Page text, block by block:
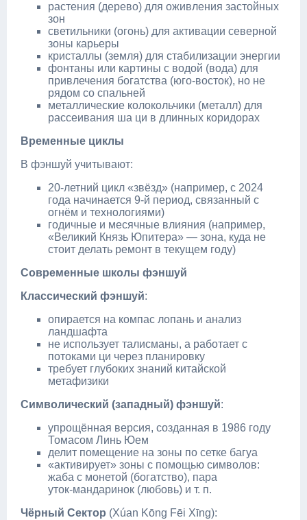
растения (дерево) для оживления застойных
зон
светильники (огонь) для активации северной
зоны карьеры
кристаллы (земля) для стабилизации энергии
фонтаны или картины с водой (вода) для
привлечения богатства (юго‑восток), но не
рядом со спальней
металлические колокольчики (металл) для
рассеивания ша ци в длинных коридорах
Временные циклы
В фэншуй учитывают:
20‑летний цикл «звёзд» (например, с 2024
года начинается 9‑й период, связанный с
огнём и технологиями)
годичные и месячные влияния (например,
«Великий Князь Юпитера» — зона, куда не
стоит делать ремонт в текущем году)
Современные школы фэншуй
Классический фэншуй:
опирается на компас лопань и анализ
ландшафта
не использует талисманы, а работает с
потоками ци через планировку
требует глубоких знаний китайской
метафизики
Символический (западный) фэншуй:
упрощённая версия, созданная в 1986 году
Томасом Линь Юем
делит помещение на зоны по сетке багуа
«активирует» зоны с помощью символов:
жаба с монетой (богатство), пара
уток‑мандаринок (любовь) и т. п.
Чёрный Сектор (Xúan Kōng Fēi Xīng):